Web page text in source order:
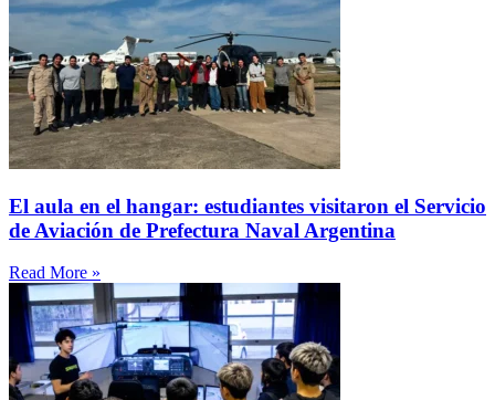
El aula en el hangar: estudiantes visitaron el Servicio
de Aviación de Prefectura Naval Argentina
Read More »